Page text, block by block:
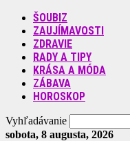
ŠOUBIZ
ZAUJÍMAVOSTI
ZDRAVIE
RADY A TIPY
KRÁSA A MÓDA
ZÁBAVA
HOROSKOP
Vyhľadávanie
sobota, 8 augusta, 2026